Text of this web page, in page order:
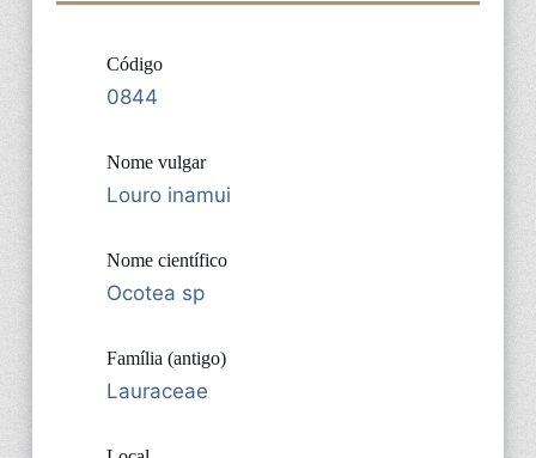
Código
0844
Nome vulgar
Louro inamui
Nome científico
Ocotea sp
Família (antigo)
Lauraceae